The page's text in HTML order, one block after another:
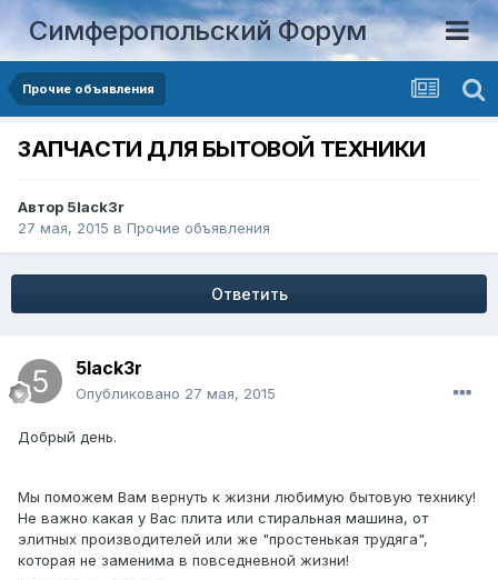
Симферопольский Форум
Прочие объявления
ЗАПЧАСТИ ДЛЯ БЫТОВОЙ ТЕХНИКИ
Автор 5lack3r
27 мая, 2015 в Прочие объявления
Ответить
5lack3r
Опубликовано 27 мая, 2015
Добрый день.
Мы поможем Вам вернуть к жизни любимую бытовую технику!
Не важно какая у Вас плита или стиральная машина, от
элитных производителей или же "простенькая трудяга",
которая не заменима в повседневной жизни!